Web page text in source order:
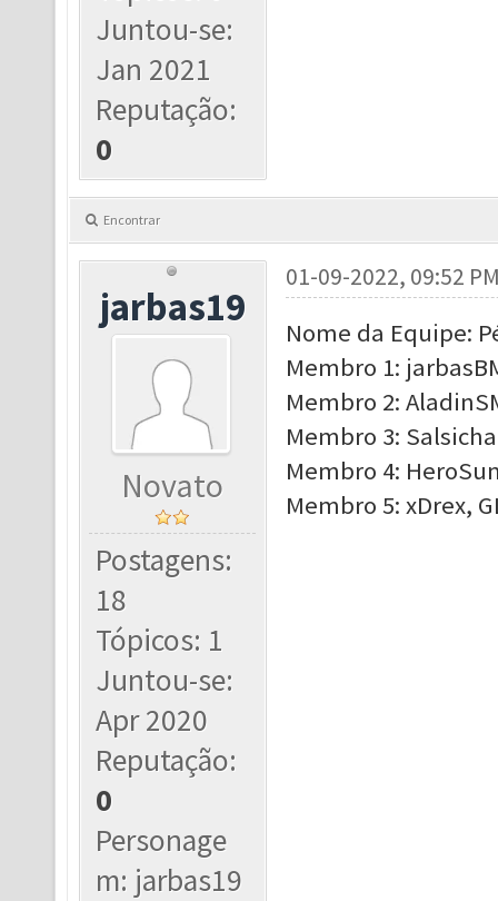
Juntou-se:
Jan 2021
Reputação:
0
Encontrar
jarbas19
Novato
Postagens:
18
Tópicos: 1
Juntou-se:
Apr 2020
Reputação:
0
Personage
m: jarbas19
01-09-2022, 09:52
Nome da Equipe:
Membro 1:
Membro 2:
Membro 3:
Membro 4:
Membro 5: xDrex,